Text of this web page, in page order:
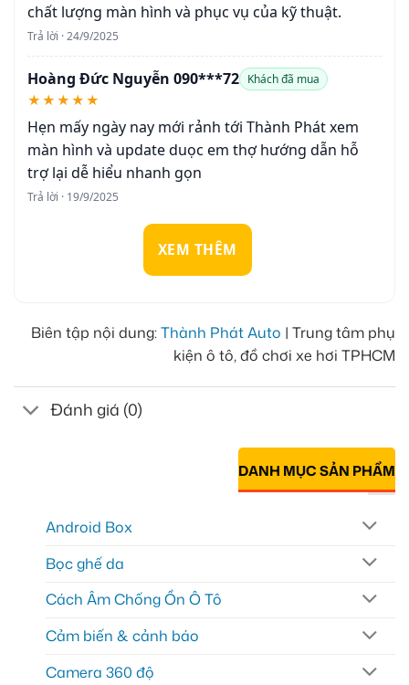
chất lượng màn hình và phục vụ của kỹ thuật.
Trả lời · 24/9/2025
Hoàng Đức Nguyễn 090***72 Khách đã mua
★★★★★
Hẹn mấy ngày nay mới rảnh tới Thành Phát xem
màn hình và update duọc em thợ hướng dẫn hỗ
trợ lại dễ hiểu nhanh gọn
Trả lời · 19/9/2025
XEM THÊM
Biên tập nội dung:Thành Phát Auto | Trung tâm phụ
kiện ô tô, đồ chơi xe hơi TPHCM
Đánh giá (0)
DANH MỤC SẢN PHẨM
Android Box
Bọc ghế da
Cách Âm Chống Ồn Ô Tô
Cảm biến & cảnh báo
Camera 360 độ